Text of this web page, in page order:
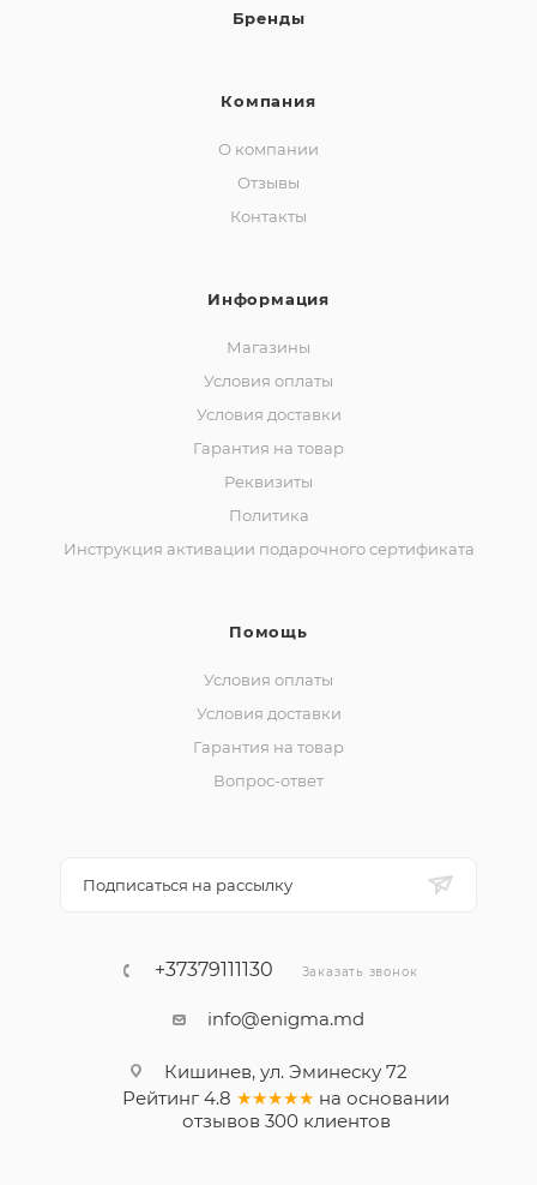
Бренды
Компания
О компании
Отзывы
Контакты
Информация
Магазины
Условия оплаты
Условия доставки
Гарантия на товар
Реквизиты
Политика
Инструкция активации подарочного сертификата
Помощь
Условия оплаты
Условия доставки
Гарантия на товар
Вопрос-ответ
Подписаться на рассылку
+37379111130 Заказать звонок
info@enigma.md
Кишинев, ул. Эминеску 72
Рейтинг 4.8 ★★★★★ на основании
отзывов 300клиентов